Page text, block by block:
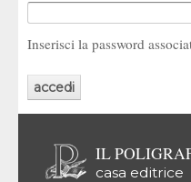
Inserisci la password
IL
casa editrice